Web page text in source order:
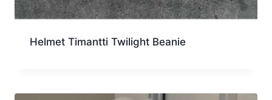
Helmet Timantti Twilight Beanie